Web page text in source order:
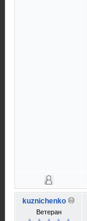
kuznichenko
Ветеран